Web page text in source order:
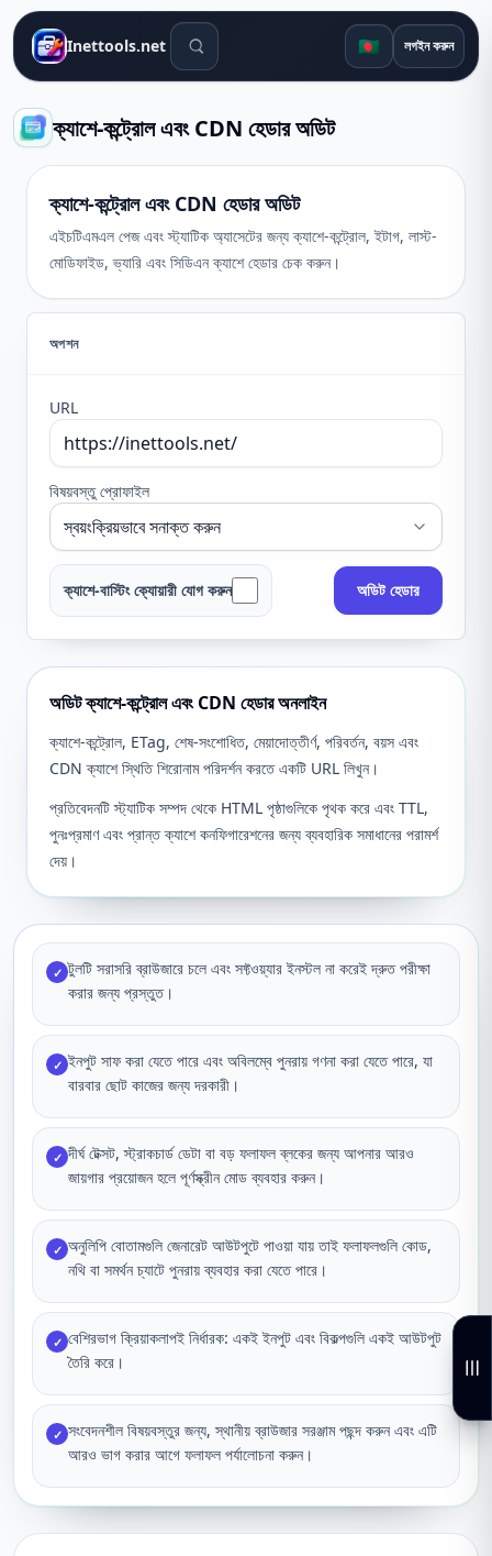
Inettools.net সার্চ টুলস 🇧🇩 লগইন করুন
ক্যাশে-কন্ট্রোল এবং CDN হেডার অডিট
ক্যাশে-কন্ট্রোল এবং CDN হেডার অডিট
এইচটিএমএল পেজ এবং স্ট্যাটিক অ্যাসেটের জন্য ক্যাশে-কন্ট্রোল, ইটাগ, লাস্ট-
মোডিফাইড, ভ্যারি এবং সিডিএন ক্যাশে হেডার চেক করুন।
অপশন
URL
বিষয়বস্তু প্রোফাইল
ক্যাশে-বাস্টিং ক্যোয়ারী যোগ করুন অডিট হেডার
অডিট ক্যাশে-কন্ট্রোল এবং CDN হেডার অনলাইন
ক্যাশে-কন্ট্রোল, ETag, শেষ-সংশোধিত, মেয়াদোত্তীর্ণ, পরিবর্তন, বয়স এবং
CDN ক্যাশে স্থিতি শিরোনাম পরিদর্শন করতে একটি URL লিখুন।
প্রতিবেদনটি স্ট্যাটিক সম্পদ থেকে HTML পৃষ্ঠাগুলিকে পৃথক করে এবং TTL,
পুনঃপ্রমাণ এবং প্রান্ত ক্যাশে কনফিগারেশনের জন্য ব্যবহারিক সমাধানের পরামর্শ
দেয়।
✓ টুলটি সরাসরি ব্রাউজারে চলে এবং সফ্টওয়্যার ইনস্টল না করেই দ্রুত পরীক্ষা
করার জন্য প্রস্তুত।
✓ ইনপুট সাফ করা যেতে পারে এবং অবিলম্বে পুনরায় গণনা করা যেতে পারে, যা
বারবার ছোট কাজের জন্য দরকারী।
✓ দীর্ঘ টেক্সট, স্ট্রাকচার্ড ডেটা বা বড় ফলাফল ব্লকের জন্য আপনার আরও
জায়গার প্রয়োজন হলে পূর্ণস্ক্রীন মোড ব্যবহার করুন।
✓ অনুলিপি বোতামগুলি জেনারেট আউটপুটে পাওয়া যায় তাই ফলাফলগুলি কোড,
নথি বা সমর্থন চ্যাটে পুনরায় ব্যবহার করা যেতে পারে।
✓ বেশিরভাগ ক্রিয়াকলাপই নির্ধারক: একই ইনপুট এবং বিকল্পগুলি একই আউটপুট
তৈরি করে।
✓ সংবেদনশীল বিষয়বস্তুর জন্য, স্থানীয় ব্রাউজার সরঞ্জাম পছন্দ করুন এবং এটি
আরও ভাগ করার আগে ফলাফল পর্যালোচনা করুন।